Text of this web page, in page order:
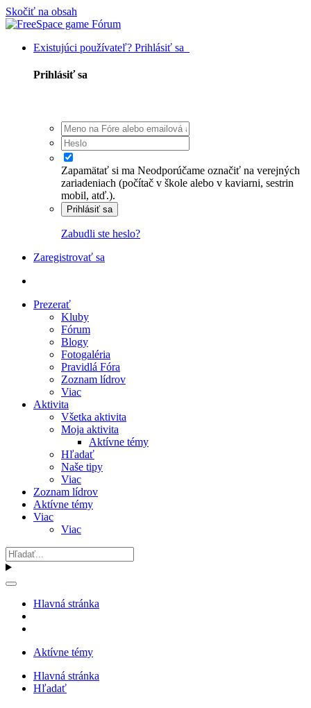
Skočiť na obsah
Existujúci používateľ? Prihlásiť sa
Prihlásiť sa
Zapamätať si ma Neodporúčame označiť na verejných
zariadeniach (počítač v škole alebo v kaviarni, sestrin
mobil, atď.).
Prihlásiť sa
Zabudli ste heslo?
Zaregistrovať sa
Prezerať
Kluby
Fórum
Blogy
Fotogaléria
Pravidlá Fóra
Zoznam lídrov
Viac
Aktivita
Všetka aktivita
Moja aktivita
Aktívne témy
Hľadať
Naše tipy
Viac
Zoznam lídrov
Aktívne témy
Viac
Viac
Hlavná stránka
Aktívne témy
Hlavná stránka
Hľadať